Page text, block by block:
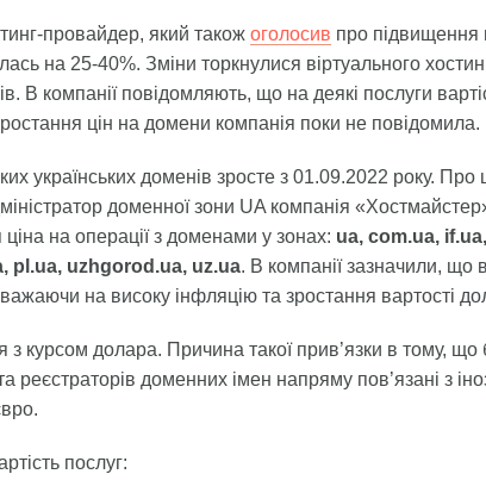
провайдер, який також оголосив про підвищення
на 25-40%. Зміни торкнулися віртуального
В компанії повідомляють, що на деякі послуги
цін на домени компанія поки не повідомила.
українських доменів зросте з 01.09.2022 року. Про
доменної зони UA компанія
на операції з доменами у зонах: ua, com.ua,
pl.ua, uzhgorod.ua, uz.ua. В компанії зазначили, що
на високу інфляцію та зростання вартості
курсом долара. Причина такої прив’язки в тому, що
реєстраторів доменних імен напряму пов’язані з
послуг: